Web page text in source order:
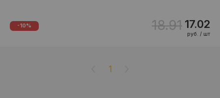
-10% 18.91 17.02
руб. / шт
1